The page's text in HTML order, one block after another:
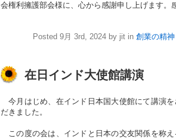
会権利擁護部会様に、心から感謝申し上げます。
Posted 9月 3rd, 2024 by jit in 創業の精神
在日インド大使館講演
今月はじめ、在インド日本国大使館にて講演
だきました。
この度の会は、インドと日本の交友関係を称